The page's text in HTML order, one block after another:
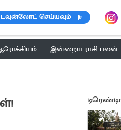
செய்யவும்
இன்றைய ராசி பலன்